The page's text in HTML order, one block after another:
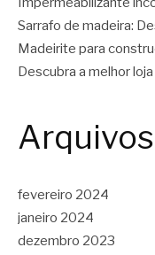
Sarrafo de madeira:
Madeirite para
Descubra a melhor
Arquivos
fevereiro 2024
janeiro 2024
dezembro 2023